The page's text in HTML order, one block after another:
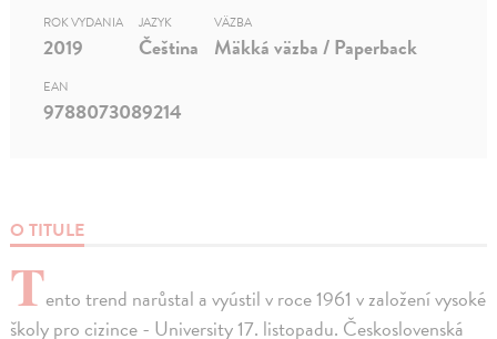
O TITULE
Tento trend narůstal a vyústil v roce 1961 v založení vysoké
školy pro cizince - University 17. listopadu. Československá
ROK VYDANIA
2019
JAZYK
Čeština
VÄZBA
Mäkká väzba / Paperback
EAN
9788073089214